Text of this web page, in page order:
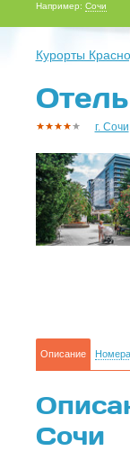
Например: Сочи
Курорты
г. Сочи
Описание
Сочи